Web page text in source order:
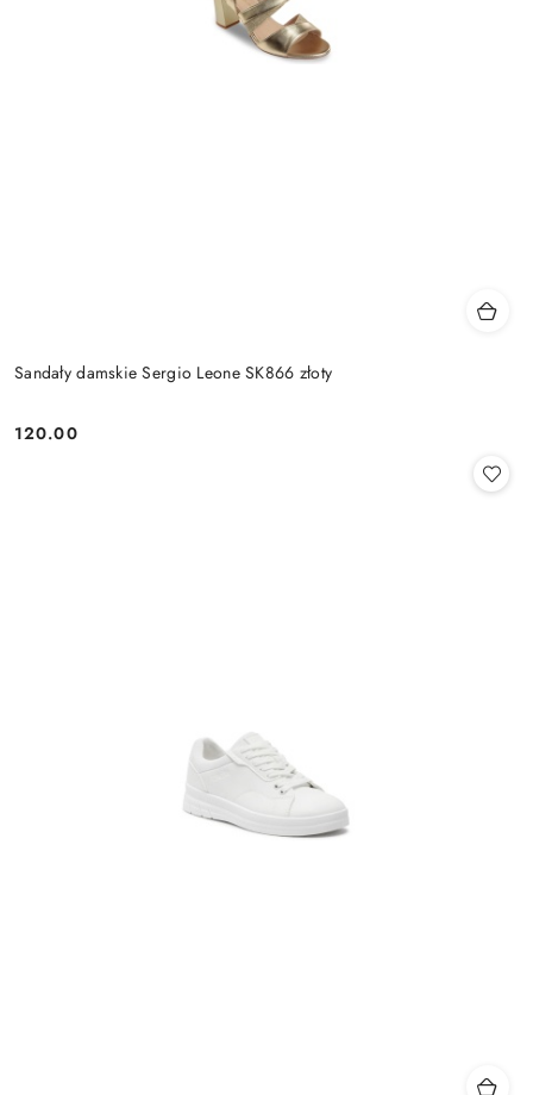
Sandały damskie Sergio Leone SK866 złoty
Cena:
120.00